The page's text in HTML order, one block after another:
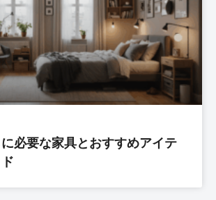
必要な家具とおすすめアイテ